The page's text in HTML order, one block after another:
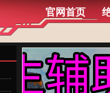
官网首页